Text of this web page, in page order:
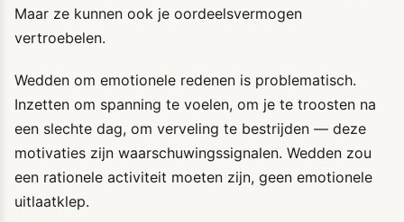
Maar ze kunnen ook je oordeelsvermogen
vertroebelen.
Wedden om emotionele redenen is problematisch.
Inzetten om spanning te voelen, om je te troosten na
een slechte dag, om verveling te bestrijden — deze
motivaties zijn waarschuwingssignalen. Wedden zou
een rationele activiteit moeten zijn, geen emotionele
uitlaatklep.